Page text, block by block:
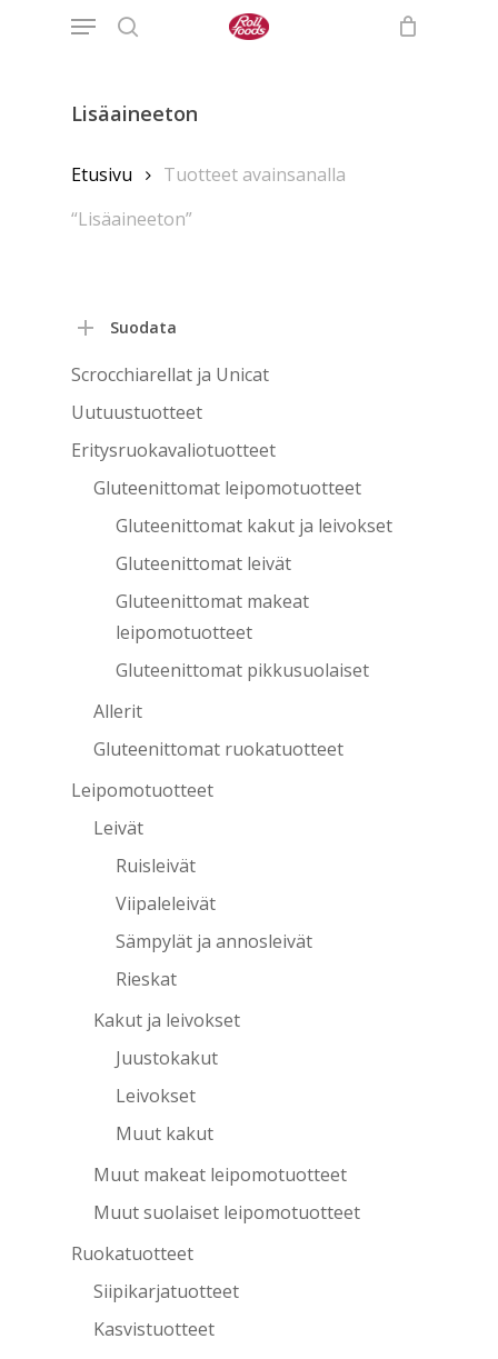
Menu
Lisäaineeton
Etusivu
Tuotteet avainsanalla
“Lisäaineeton”
Suodata
Scrocchiarellat ja Unicat
Uutuustuotteet
Eritysruokavaliotuotteet
Gluteenittomat leipomotuotteet
Gluteenittomat kakut ja leivokset
Gluteenittomat leivät
Gluteenittomat makeat
leipomotuotteet
Gluteenittomat pikkusuolaiset
Allerit
Gluteenittomat ruokatuotteet
Leipomotuotteet
Leivät
Ruisleivät
Viipaleleivät
Sämpylät ja annosleivät
Rieskat
Kakut ja leivokset
Juustokakut
Leivokset
Muut kakut
Muut makeat leipomotuotteet
Muut suolaiset leipomotuotteet
Ruokatuotteet
Siipikarjatuotteet
Kasvistuotteet